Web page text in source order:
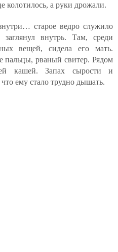
колотилось, а руки дрожали.
старое ведро служило
внутрь. Там, среди
вещей, сидела его мать.
пальцы, рваный свитер. Рядом
кашей. Запах сырости и
ему стало трудно дышать.